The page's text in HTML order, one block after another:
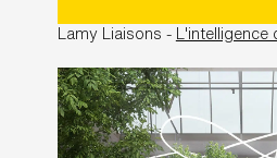
Lamy Liaisons - L'intelligence